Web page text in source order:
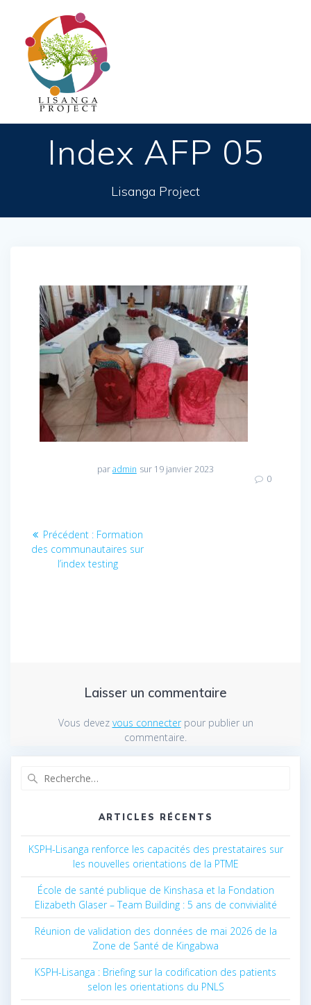
Index AFP 05
Lisanga Project
paradmin sur 19 janvier 2023
0
Navigation
de
Précédent : Article
précédent
:
Formation
des communautaires sur
l’index testing
Laisser un commentaire
Vous devez vous connecterpour publier un
commentaire.
ARTICLES RÉCENTS
KSPH-Lisanga renforce les capacités des prestataires sur
les nouvelles orientations de la PTME
École de santé publique de Kinshasa et la Fondation
Elizabeth Glaser – Team Building : 5 ans de convivialité
Réunion de validation des données de mai 2026 de la
Zone de Santé de Kingabwa
KSPH-Lisanga : Briefing sur la codification des patients
selon les orientations du PNLS